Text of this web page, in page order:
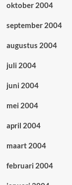
oktober 2004
september 2004
augustus 2004
juli 2004
juni 2004
mei 2004
april 2004
maart 2004
februari 2004